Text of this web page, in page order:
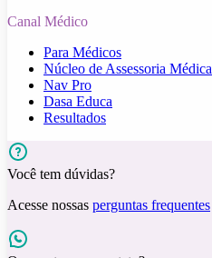
Canal Médico
Para Médicos
Núcleo de Assessoria Médica
Nav Pro
Dasa Educa
Resultados
Você tem dúvidas?
Acesse nossas perguntas frequentes